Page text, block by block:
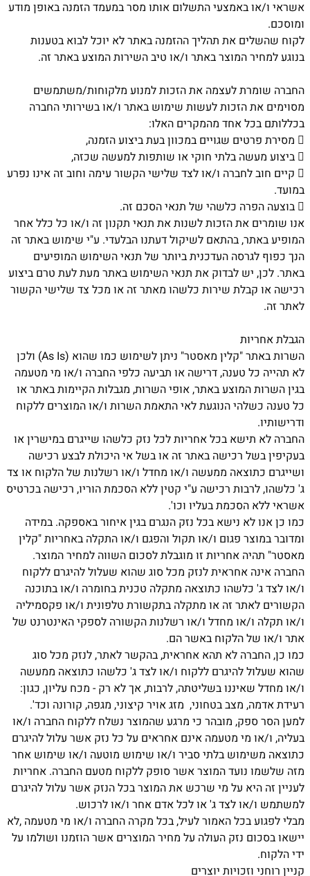
אשראי ו/או באמצעי התשלום אותו מסר במעמד הזמנה באופן מודע
ומוסכם.
לקוח שהשלים את תהליך ההזמנה באתר לא יוכל לבוא בטענות
בנוגע למחיר המוצר באתר ו/או טיב השירות המוצע באתר זה.
החברה שומרת לעצמה את הזכות למנוע מלקוחות/משתמשים
מסוימים את הזכות לעשות שימוש באתר ו/או בשירותי החברה
בכללותם בכל אחד מהמקרים האלו:
 מסירת פרטים שגויים במכוון בעת ביצוע הזמנה,
 ביצוע מעשה בלתי חוקי או שותפות למעשה שכזה,
 קיים חוב לחברה ו/או לצד שלישי הקשור עימה וחוב זה אינו נפרע
במועד.
 בוצעה הפרה כלשהי של תנאי הסכם זה.
אנו שומרים את הזכות לשנות את תנאי תקנון זה ו/או כל כלל אחר
המופיע באתר, בהתאם לשיקול דעתנו הבלעדי. ע"י שימוש באתר זה
הנך כפוף לגרסה העדכנית ביותר של תנאי השימוש המופיעים
באתר. לכן, יש לבדוק את תנאי השימוש באתר מעת לעת טרם ביצוע
רכישה או קבלת שירות כלשהו מאתר זה או מכל צד שלישי הקשור
לאתר זה.
הגבלת אחריות
השרות באתר "קלין מאסטר" ניתן לשימוש כמו שהוא (As Is) ולכן
לא תהייה כל טענה, דרישה או תביעה כלפי החברה ו/או מי מטעמה
בגין השרות המוצע באתר, אופי השרות, מגבלות הקיימות באתר או
כל טענה כשלהי הנוגעת לאי התאמת השרות ו/או המוצרים ללקוח
ודרישותיו.
החברה לא תישא בכל אחריות לכל נזק כלשהו שייגרם במישרין או
בעקיפין בשל רכישה באתר זה או בשל אי היכולת לבצע רכישה
ושייגרם כתוצאה ממעשה ו/או מחדל ו/או רשלנות של הלקוח או צד
ג' כלשהו, לרבות רכישה ע"י קטין ללא הסכמת הוריו, רכישה בכרטיס
אשראי ללא הסכמת בעליו וכו'.
כמו כן אנו לא נישא בכל נזק הנגרם בגין איחור באספקה. במידה
ומדובר במוצר פגום ו/או תקול והפגם ו/או התקלה באחריות "קלין
מאסטר" תהיה אחריות זו מוגבלת לסכום השווה למחיר המוצר.
החברה אינה אחראית לנזק מכל סוג שהוא שעלול להיגרם ללקוח
ו/או לצד ג' כלשהו כתוצאה מתקלה טכנית בחומרה ו/או בתוכנה
הקשורים לאתר זה או מתקלה בתקשורת טלפונית ו/או פקסמיליה
ו/או תקלה ו/או מחדל ו/או רשלנות הקשורה לספקי האינטרנט של
אתר ו/או של הלקוח באשר הם.
כמו כן, החברה לא תהא אחראית, בהקשר לאתר, לנזק מכל סוג
שהוא שעלול להיגרם ללקוח ו/או לצד ג' כלשהו כתוצאה ממעשה
ו/או מחדל שאיננו בשליטתה, לרבות, אך לא רק - מכח עליון, כגון:
רעידת אדמה, מצב בטחוני, מזג אויר קיצוני, מגפה, קורונה וכד'.
למען הסר ספק, מובהר כי מרגע שהמוצר נשלח ללקוח החברה ו/או
בעליה, ו/או מי מטעמה אינם אחראים על כל נזק אשר עלול להיגרם
כתוצאה משימוש בלתי סביר ו/או שימוש מוטעה ו/או שימוש אחר
מזה שלשמו נועד המוצר אשר סופק ללקוח מטעם החברה. אחריות
לעניין זה היא על מי שרכש את המוצר בכל הנזק אשר עלול להיגרם
למשתמש ו/או לצד ג' או לכל אדם אחר ו/או לרכוש.
מבלי לפגוע בכל האמור לעיל, בכל מקרה החברה ו/או מי מטעמה ,לא
יישאו בסכום נזק העולה על מחיר המוצרים אשר הוזמנו ושולמו על
ידי הלקוח.
קניין רוחני וזכויות יוצרים